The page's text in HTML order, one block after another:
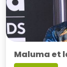
Maluma et